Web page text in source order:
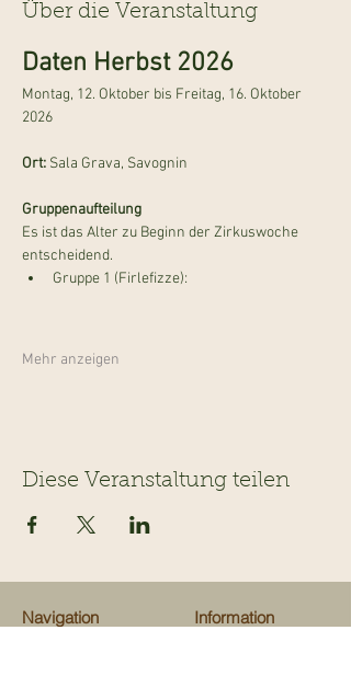
Über die Veranstaltung
Daten Herbst 2026
Montag, 12. Oktober bis Freitag, 16. Oktober
2026
Ort: Sala Grava, Savognin
Gruppenaufteilung
Es ist das Alter zu Beginn der Zirkuswoche
entscheidend.
Gruppe 1 (Firlefizze):
Mehr anzeigen
Diese Veranstaltung teilen
Navigation Information